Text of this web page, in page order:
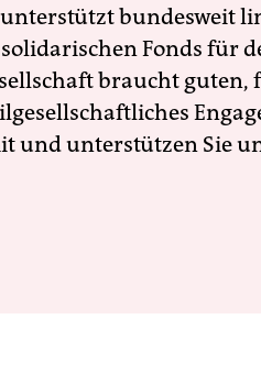
bundesweit
Fonds für
braucht guten,
und unterstützen Sie